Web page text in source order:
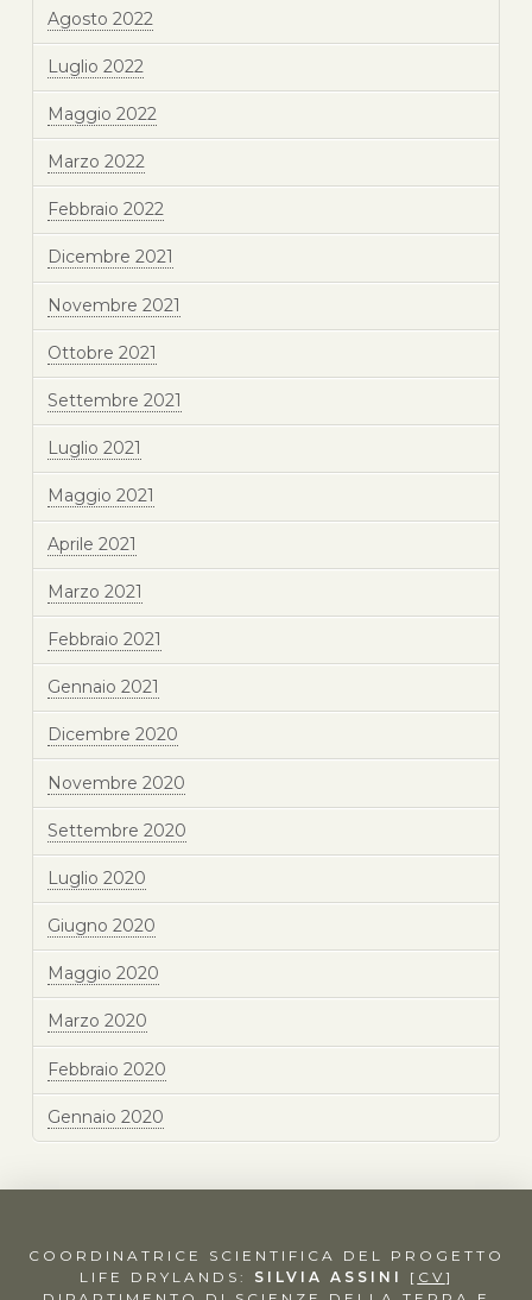
Agosto 2022
Luglio 2022
Maggio 2022
Marzo 2022
Febbraio 2022
Dicembre 2021
Novembre 2021
Ottobre 2021
Settembre 2021
Luglio 2021
Maggio 2021
Aprile 2021
Marzo 2021
Febbraio 2021
Gennaio 2021
Dicembre 2020
Novembre 2020
Settembre 2020
Luglio 2020
Giugno 2020
Maggio 2020
Marzo 2020
Febbraio 2020
Gennaio 2020
COORDINATRICE SCIENTIFICA DEL PROGETTO
LIFE DRYLANDS: SILVIA ASSINI [ CV ]